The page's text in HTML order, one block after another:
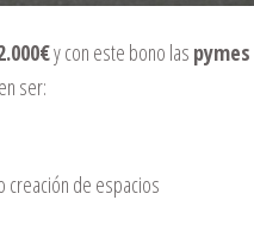
y con este bono las pymes
ser:
creación de espacios